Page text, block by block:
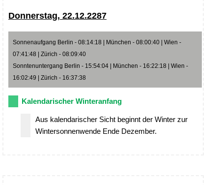
Donnerstag, 22.12.2287
Sonnenaufgang Berlin - 08:14:18 | München - 08:00:40 | Wien -
07:41:48 | Zürich - 08:09:40
Sonntenuntergang Berlin - 15:54:04 | München - 16:22:18 | Wien -
16:02:49 | Zürich - 16:37:38
Kalendarischer Winteranfang
Aus kalendarischer Sicht beginnt der Winter zur
Wintersonnenwende Ende Dezember.